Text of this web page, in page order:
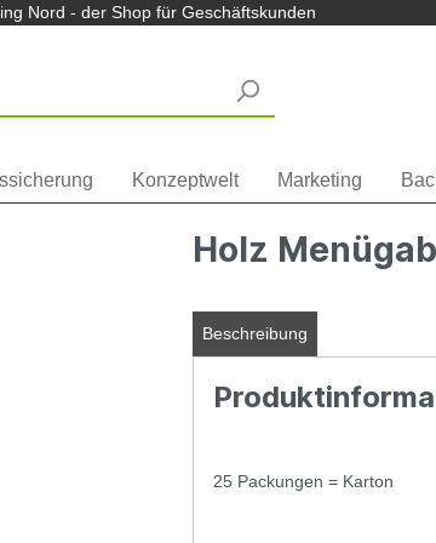
Shop
Nord - der Shop für Geschäftskunden
Konzeptwelt Marketing
Holz
Beschreibung
25 Packungen = Karton